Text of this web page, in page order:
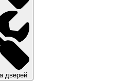
дверей